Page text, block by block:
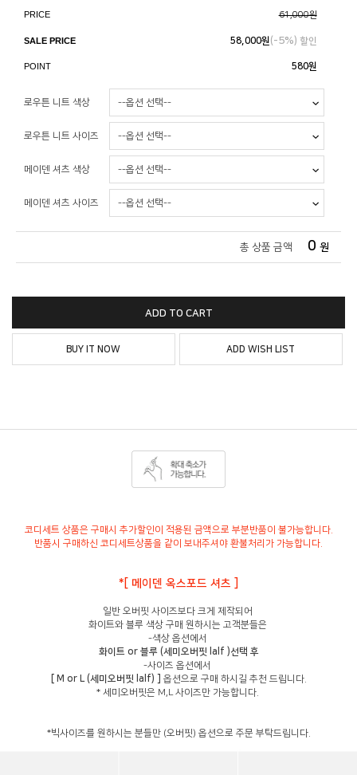
PRICE 61,000원
SALE PRICE 58,000원(-5%) 할인
POINT 580원
로우튼 니트 색상
로우튼 니트 사이즈
메이덴 셔츠 색상
메이덴 셔츠 사이즈
총 상품 금액 0 원
ADD TO CART
BUY IT NOW ADD WISH LIST
코디세트 상품은 구매시 추가할인이 적용된 금액으로 부분반품이 불가능합니다.
반품시 구매하신 코디세트상품을 같이 보내주셔야 환불처리가 가능합니다.
*[ 메이덴 옥스포드 셔츠 ]
일반 오버핏 사이즈보다 크게 제작되어
화이트와 블루 색상 구매 원하시는 고객분들은
-색상 옵션에서
화이트 or 블루 (세미오버핏 lalf )선택 후
-사이즈 옵션에서
[ M or L (세미오버핏 lalf) ] 옵션으로 구매 하시길 추천 드립니다.
* 세미오버핏은 M,L 사이즈만 가능합니다.
*빅사이즈를 원하시는 분들만 (오버핏) 옵션으로 주문 부탁드립니다.